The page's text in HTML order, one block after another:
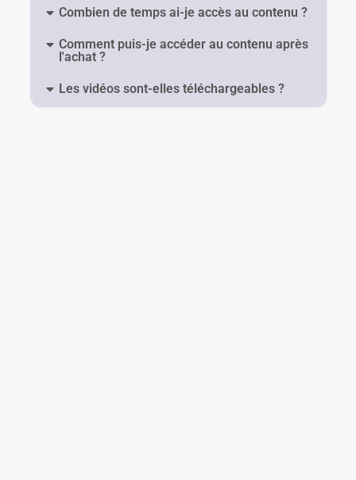
Combien de temps ai-je accès au contenu ?
Comment puis-je accéder au contenu après
l'achat ?
Les vidéos sont-elles téléchargeables ?